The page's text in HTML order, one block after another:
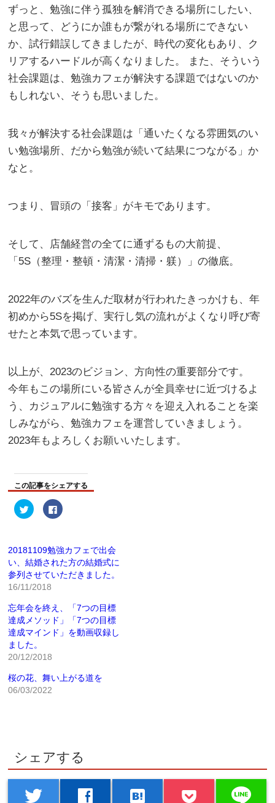
ずっと、勉強に伴う孤独を解消できる場所にしたい、
と思って、どうにか誰もが繋がれる場所にできない
か、試行錯誤してきましたが、時代の変化もあり、ク
リアするハードルが高くなりました。 また、そういう
社会課題は、勉強カフェが解決する課題ではないのか
もしれない、そうも思いました。
我々が解決する社会課題は「通いたくなる雰囲気のい
い勉強場所、だから勉強が続いて結果につながる」か
なと。
つまり、冒頭の「接客」がキモであります。
そして、店舗経営の全てに通ずるもの大前提、
「5S（整理・整頓・清潔・清掃・躾）」の徹底。
2022年のバズを生んだ取材が行われたきっかけも、年
初めから5Sを掲げ、実行し気の流れがよくなり呼び寄
せたと本気で思っています。
以上が、2023のビジョン、方向性の重要部分です。
今年もこの場所にいる皆さんが全員幸せに近づけるよ
う、カジュアルに勉強する方々を迎え入れることを楽
しみながら、勉強カフェを運営していきましょう。
2023年もよろしくお願いいたします。
この記事をシェアする
ク
リ
Twitter
で
共
有
(新
し
ウ
ィ
ン
ド
ウ
開
き
ま
Facebook
で
る
に
は
ク
リ
ッ
く
だ
さ
い
(新
ン
ド
20181109勉強カフェで出会
い、結婚された方の結婚式に
参列させていただきました。
16/11/2018
忘年会を終え、「7つの目標
達成メソッド」「7つの目標
達成マインド」を動画収録し
ました。
20/12/2018
桜の花、舞い上がる道を
06/03/2022
シェアする
twitter facebook hatenabookmark line